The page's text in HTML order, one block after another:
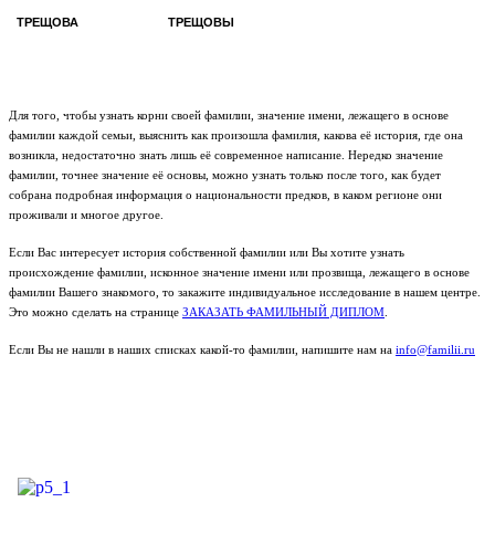
ТРЕЩОВА ТРЕЩОВЫ
Для того, чтобы узнать корни своей фамилии, значение имени, лежащего в основе
фамилии каждой семьи, выяснить как произошла фамилия, какова её история, где она
возникла, недостаточно знать лишь её современное написание. Нередко значение
фамилии, точнее значение её основы, можно узнать только после того, как будет
собрана подробная информация о национальности предков, в каком регионе они
проживали и многое другое.
Если Вас интересует история собственной фамилии или Вы хотите узнать
происхождение фамилии, исконное значение имени или прозвища, лежащего в основе
фамилии Вашего знакомого, то закажите индивидуальное исследование в нашем центре.
Это можно сделать на странице ЗАКАЗАТЬ ФАМИЛЬНЫЙ ДИПЛОМ
Если Вы не нашли в наших списках какой-то фамилии, напишите нам на info@familii.ru